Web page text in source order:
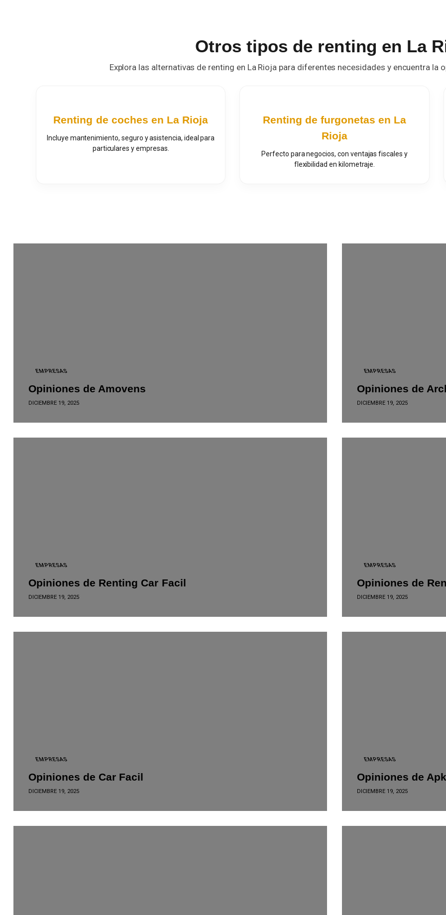
Otros tipos de renting en La
Explora las alternativas de renting en La Rioja para diferentes necesidades y encuentra la
Renting de coches en La Rioja
Incluye mantenimiento, seguro y asistencia, ideal para
particulares y empresas.
Renting de furgonetas en La
Rioja
Perfecto para negocios, con ventajas fiscales y
flexibilidad en kilometraje.
EMPRESAS
Opiniones de Amovens
DICIEMBRE 19, 2025
EMPRESAS
Opiniones de
DICIEMBRE 19, 2025
EMPRESAS
Opiniones de Renting Car Facil
DICIEMBRE 19, 2025
EMPRESAS
Opiniones de
DICIEMBRE 19, 2025
EMPRESAS
Opiniones de Car Facil
DICIEMBRE 19, 2025
EMPRESAS
Opiniones de
DICIEMBRE 19, 2025